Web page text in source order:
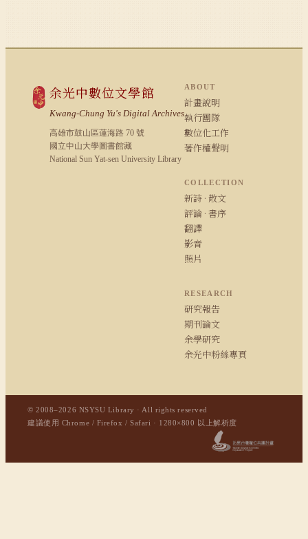
余光中數位文學館
Kwang-Chung Yu's Digital Archives
高雄市鼓山區蓮海路 70 號
國立中山大學圖書館藏
National Sun Yat-sen University Library
ABOUT
計畫說明
執行團隊
數位化工作
著作權聲明
COLLECTION
新詩 · 散文
評論 · 書序
翻譯
影音
照片
RESEARCH
研究報告
期刊論文
余學研究
余光中粉絲專頁
© 2008–2026 NSYSU Library · All rights reserved
建議使用 Chrome / Firefox / Safari · 1280×800 以上解析度